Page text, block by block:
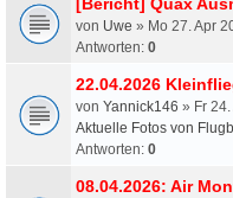
von Uwe » Mo 27. Apr
Antworten: 0
22.04.2026
von Yannick146 » Fr
Aktuelle Fotos von
Antworten: 0
08.04.2026: Air